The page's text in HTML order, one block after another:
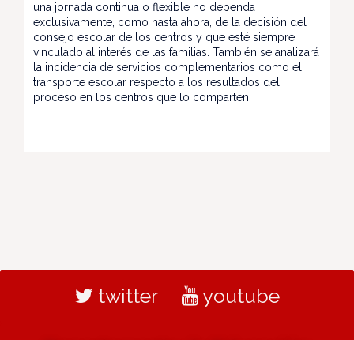
una jornada continua o flexible no dependa
exclusivamente, como hasta ahora, de la decisión del
consejo escolar de los centros y que esté siempre
vinculado al interés de las familias. También se analizará
la incidencia de servicios complementarios como el
transporte escolar respecto a los resultados del
proceso en los centros que lo comparten.
twitter youtube